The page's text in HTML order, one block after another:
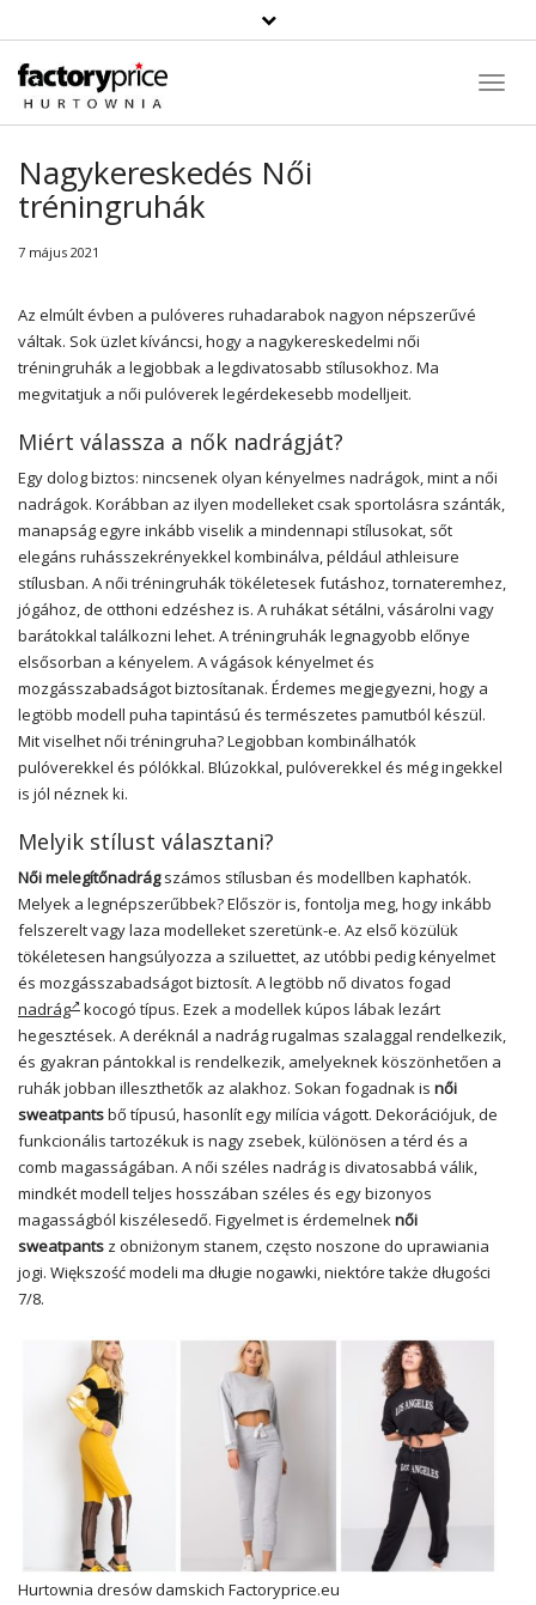
Nagykereskedés Női
tréningruhák
7 május 2021
Az elmúlt évben a pulóveres ruhadarabok nagyon népszerűvé
váltak. Sok üzlet kíváncsi, hogy a nagykereskedelmi női
tréningruhák a legjobbak a legdivatosabb stílusokhoz. Ma
megvitatjuk a női pulóverek legérdekesebb modelljeit.
Miért válassza a nők nadrágját?
Egy dolog biztos: nincsenek olyan kényelmes nadrágok, mint a női
nadrágok. Korábban az ilyen modelleket csak sportolásra szánták,
manapság egyre inkább viselik a mindennapi stílusokat, sőt
elegáns ruhásszekrényekkel kombinálva, például athleisure
stílusban. A női tréningruhák tökéletesek futáshoz, tornateremhez,
jógához, de otthoni edzéshez is. A ruhákat sétálni, vásárolni vagy
barátokkal találkozni lehet. A tréningruhák legnagyobb előnye
elsősorban a kényelem. A vágások kényelmet és
mozgásszabadságot biztosítanak. Érdemes megjegyezni, hogy a
legtöbb modell puha tapintású és természetes pamutból készül.
Mit viselhet női tréningruha? Legjobban kombinálhatók
pulóverekkel és pólókkal. Blúzokkal, pulóverekkel és még ingekkel
is jól néznek ki.
Melyik stílust választani?
Női melegítőnadrágszámos stílusban és modellben kaphatók.
Melyek a legnépszerűbbek? Először is, fontolja meg, hogy inkább
felszerelt vagy laza modelleket szeretünk-e. Az első közülük
tökéletesen hangsúlyozza a sziluettet, az utóbbi pedig kényelmet
és mozgásszabadságot biztosít. A legtöbb nő divatos fogad
nadrág
kocogó típus. Ezek a modellek kúpos lábak lezárt
hegesztések. A deréknál a nadrág rugalmas szalaggal rendelkezik,
és gyakran pántokkal is rendelkezik, amelyeknek köszönhetően a
ruhák jobban illeszthetők az alakhoz. Sokan fogadnak is női
sweatpantsbő típusú, hasonlít egy milícia vágott. Dekorációjuk, de
funkcionális tartozékuk is nagy zsebek, különösen a térd és a
comb magasságában. A női széles nadrág is divatosabbá válik,
mindkét modell teljes hosszában széles és egy bizonyos
magasságból kiszélesedő. Figyelmet is érdemelneknői
sweatpants z obniżonym stanem, często noszone do uprawiania
jogi. Większość modeli ma długie nogawki, niektóre także długości
7/8.
Hurtownia dresów damskich Factoryprice.eu